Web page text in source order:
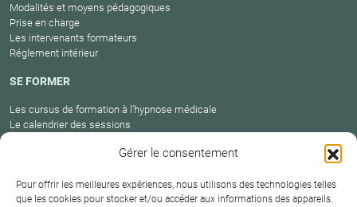
Gérer le consentement
Pour offrir les meilleures expériences, nous utilisons des technologies telles
que les cookies pour stocker et/ou accéder aux informations des appareils.
Modalités et moyens pédagogiques
Prise en charge
Les intervenants formateurs
Réglement intérieur
SE FORMER
Les cursus de formation à l’hypnose médicale
Le calendrier des sessions